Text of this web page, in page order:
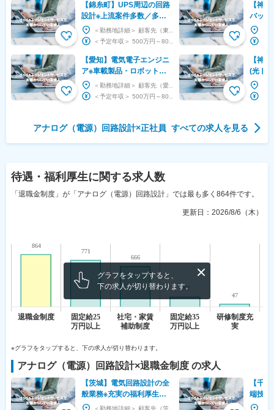
【錦糸町】UPS周辺の回路
設計※上流案件多数／多様
なキャリアパス／納得感の
ある評価制度
【愛知】電気電子エンジニ
ア※車載製品・ロボット・
産業機械など／請負案件多
数／年休124日／転勤基本
【神
バッテ
※日産
【神
(光ト
ス
ライム
アナログ（電源）回路設計×正社員 すべての求人を見る
待遇・福利厚生に関する求人数
「退職金制度」が「アナログ（電源）回路設計」では最も多く864件です。
更新日： 2026/8/6（木）
グラフをタップすると、
下の求人が切り替わります。
※グラフをタップすると、下の求人が切り替わります。
アナログ（電源）回路設計×退職金制度の求人
【茨城】電気回路設計の全
般業務※充実の福利厚生・
研修制度／東証プライム上
【千
端技術
業界